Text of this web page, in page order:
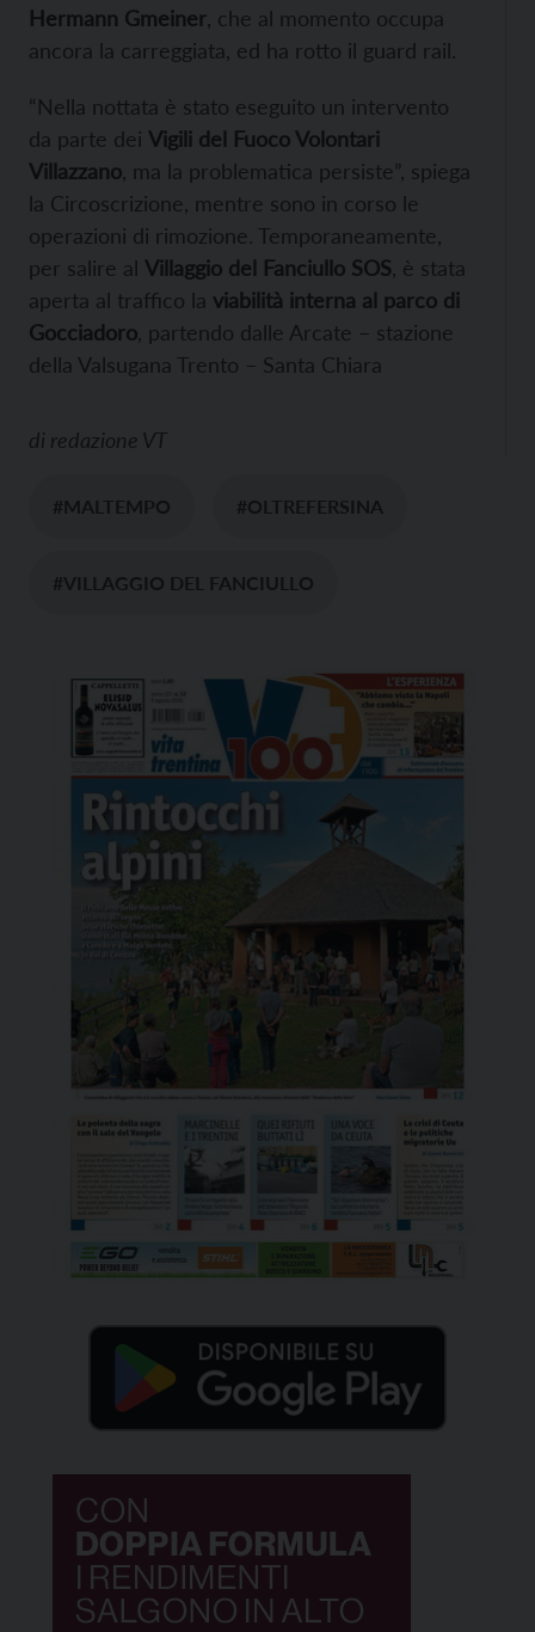
Hermann Gmeiner , che al momento occupa
ancora la carreggiata, ed ha rotto il guard rail.
“Nella nottata è stato eseguito un intervento
da parte dei Vigili del Fuoco Volontari
Villazzano , ma la problematica persiste”, spiega
la Circoscrizione, mentre sono in corso le
operazioni di rimozione. Temporaneamente,
per salire al Villaggio del Fanciullo SOS , è stata
aperta al traffico la viabilità interna al parco di
Gocciadoro , partendo dalle Arcate – stazione
della Valsugana Trento – Santa Chiara
di redazione VT
#MALTEMPO #OLTREFERSINA
#VILLAGGIO DEL FANCIULLO